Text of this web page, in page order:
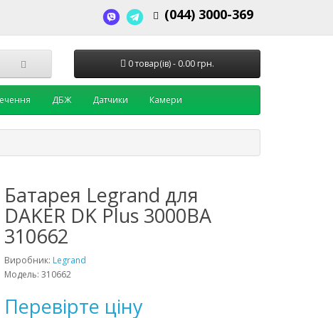
(044) 3000-369
0 товар(ів) - 0.00 грн.
ДБЖ Датчики Камери
Батарея Legrand для
DAKER DK Plus 3000ВА
310662
Виробник: Legrand
Модель: 310662
Перевірте ціну